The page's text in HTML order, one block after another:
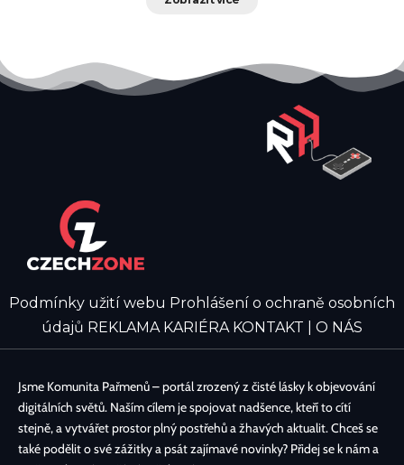
Podmínky užití webu Prohlášení o ochraně osobních
údajů REKLAMA KARIÉRA KONTAKT | O NÁS
Jsme Komunita Pařmenů – portál zrozený z čisté lásky k objevování
digitálních světů. Naším cílem je spojovat nadšence, kteří to cítí
stejně, a vytvářet prostor plný postřehů a žhavých aktualit. Chceš se
také podělit o své zážitky a psát zajímavé novinky? Přidej se k nám a